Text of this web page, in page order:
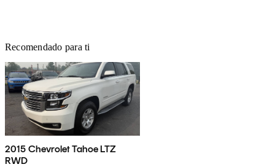
Recomendado para ti
2015 Chevrolet Tahoe LTZ
RWD